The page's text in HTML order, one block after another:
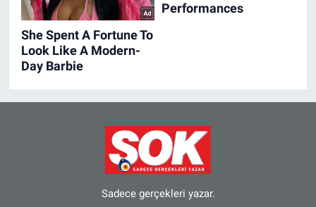
Sadece gerçekleri yazar.